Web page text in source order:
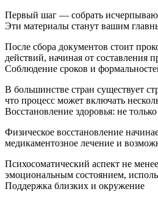
Первый шаг — собрать
Эти материалы станут вашим
После сбора документов стоит
действий, начиная от составления
Соблюдение сроков и
В большинстве стран существует
что процесс может включать
Восстановление здоровья: не
Физическое восстановление
медикаментозное лечение и
Психосоматический аспект не
эмоциональным состоянием,
Поддержка близких и окружение